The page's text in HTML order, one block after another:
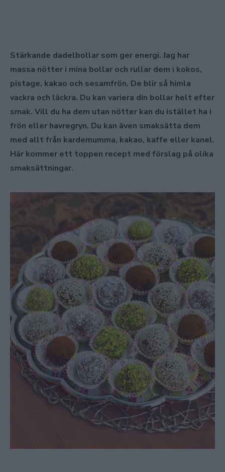
Stärkande dadelbollar som ger energi. Jag har
massa nötter i mina bollar och rullar dem i kokos,
pistage, kakao och sesamfrön. De blir så himla
vackra och läckra. Du kan variera din bollar helt efter
smak. Vill du ha dem utan nötter kan du istället ha i
frön eller havregryn. Du kan även smaksätta dem
med allt från kardemumma, kakao, kaffe eller kanel.
Här kommer ett toppen recept med förslag på olika
smaksättningar.